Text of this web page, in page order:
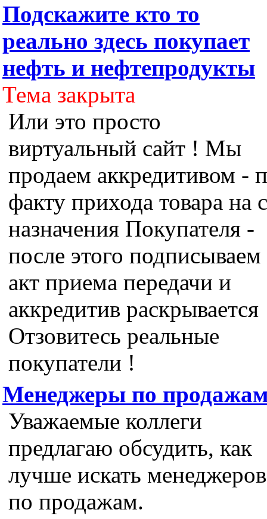
Подскажите кто то
реально здесь покупает
нефть и нефтепродукты
Тема закрыта
Или это просто
виртуальный сайт ! Мы
продаем аккредитивом -
факту прихода товара на
назначения Покупателя -
после этого подписываем
акт приема передачи и
аккредитив раскрывается
Отзовитесь реальные
покупатели !
Менеджеры по
Уважаемые коллеги
предлагаю обсудить, как
лучше искать менеджеров
по продажам.